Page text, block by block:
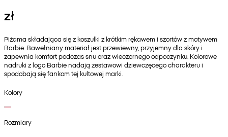
zł
Piżama składająca się z koszulki z krótkim rękawem i szortów z motywem
Barbie. Bawełniany materiał jest przewiewny, przyjemny dla skóry i
zapewnia komfort podczas snu oraz wieczornego odpoczynku. Kolorowe
nadruki z logo Barbie nadają zestawowi dziewczęcego charakteru i
spodobają się fankom tej kultowej marki.
Kolory
Rozmiary